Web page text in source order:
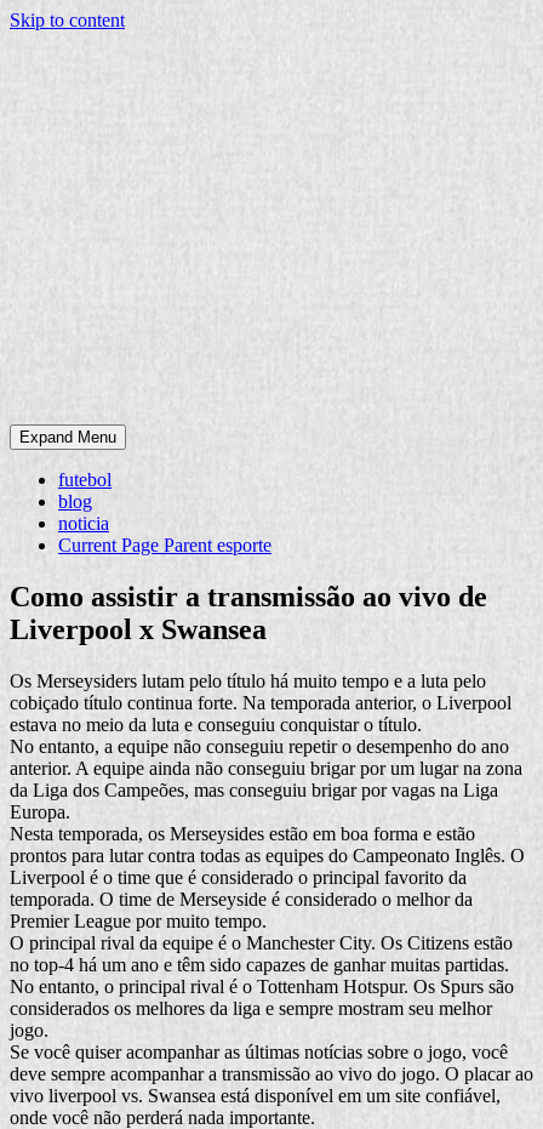
Skip to content
Expand Menu
futebol
blog
noticia
Current Page Parent esporte
Como assistir a transmissão ao vivo de
Liverpool x Swansea
Os Merseysiders lutam pelo título há muito tempo e a luta pelo
cobiçado título continua forte. Na temporada anterior, o Liverpool
estava no meio da luta e conseguiu conquistar o título.
No entanto, a equipe não conseguiu repetir o desempenho do ano
anterior. A equipe ainda não conseguiu brigar por um lugar na zona
da Liga dos Campeões, mas conseguiu brigar por vagas na Liga
Europa.
Nesta temporada, os Merseysides estão em boa forma e estão
prontos para lutar contra todas as equipes do Campeonato Inglês. O
Liverpool é o time que é considerado o principal favorito da
temporada. O time de Merseyside é considerado o melhor da
Premier League por muito tempo.
O principal rival da equipe é o Manchester City. Os Citizens estão
no top-4 há um ano e têm sido capazes de ganhar muitas partidas.
No entanto, o principal rival é o Tottenham Hotspur. Os Spurs são
considerados os melhores da liga e sempre mostram seu melhor
jogo.
Se você quiser acompanhar as últimas notícias sobre o jogo, você
deve sempre acompanhar a transmissão ao vivo do jogo. O placar ao
vivo liverpool vs. Swansea está disponível em um site confiável,
onde você não perderá nada importante.